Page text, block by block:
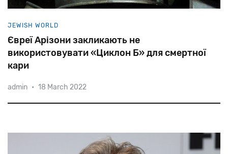
JEWISH WORLD
Євреї Арізони закликають не
використовувати «Циклон Б» для смертної
кари
Як відомо, за допомогою
мільйона осіб в газових камерах
admin • 18 March 2022